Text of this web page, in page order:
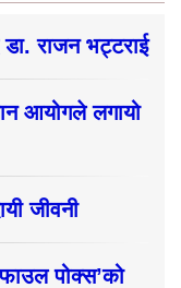
डा. राजन भट्टराई
आयोगले लगायो
जीवनी
पोक्स’को